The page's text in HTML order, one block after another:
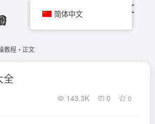
教程 • 正文
全
143.3K 0 0
简体中文